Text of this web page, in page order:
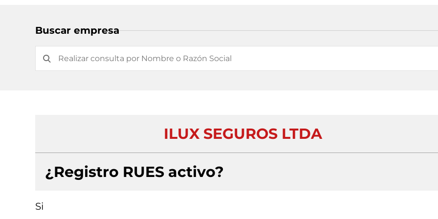
Buscar empresa
ILUX SEGUROS LTDA
¿Registro RUES activo?
Si